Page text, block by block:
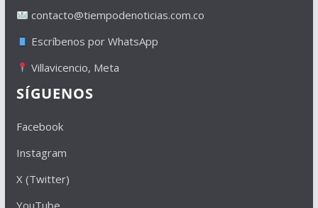
contacto@tiempodenoticias.com.co
Escríbenos por WhatsApp
Villavicencio, Meta
SÍGUENOS
Facebook
Instagram
X (Twitter)
YouTube